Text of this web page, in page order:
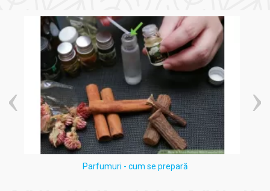
Parfumuri - cum se prepară